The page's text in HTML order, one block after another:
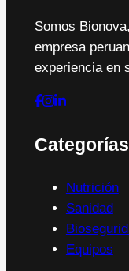
Somos
empresa
experiencia en
Categorías
Nutrición
Sanidad
Equipos